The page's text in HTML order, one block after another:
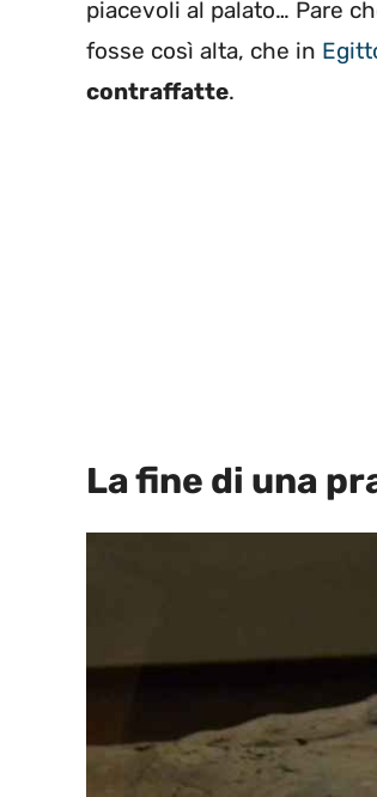
piacevoli al palato… Pare
fosse così alta, che in
contraffatte.
La fine di una